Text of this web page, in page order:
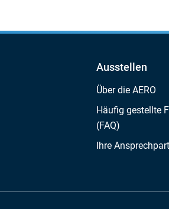
Ausstellen
Über die AERO
Häufig gestellte
(FAQ)
Ihre